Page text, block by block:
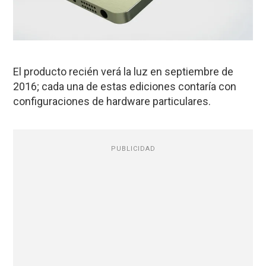
El producto recién verá la luz en septiembre de
2016; cada una de estas ediciones contaría con
configuraciones de hardware particulares.
PUBLICIDAD